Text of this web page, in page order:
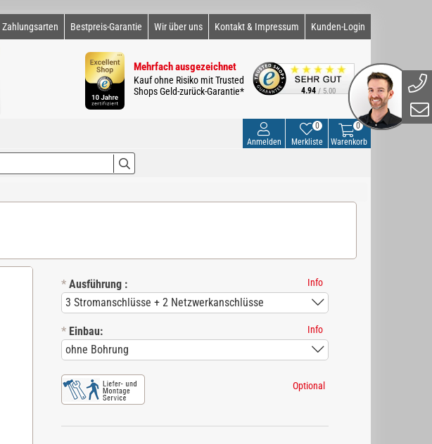
Zahlungsarten Bestpreis-Garantie Wir über uns Kontakt & Impressum Kunden-Login
Mehrfach ausgezeichnet
Kauf ohne Risiko mit Trusted
Shops Geld-zurück-Garantie*
4.94 / 5.00
0
Warenkorb
Merkliste
0
Anmelden
* Ausführung : Info
* Einbau: Info
Optional